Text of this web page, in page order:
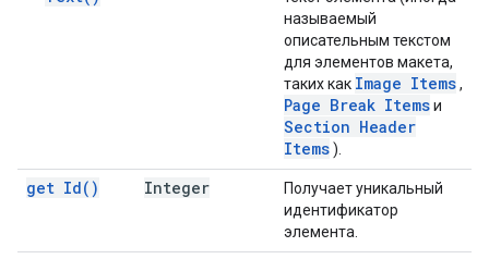
называемый
описательным текстом
для элементов макета,
таких как Image Items,
Page Break Itemsи
Section Header
Items).
get Id( ) Integer
Получает уникальный
идентификатор
элемента.